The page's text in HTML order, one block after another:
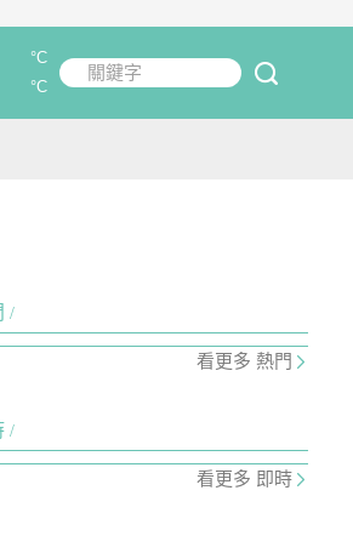
關鍵字
°C
°C
看更多 熱門
看更多 即時